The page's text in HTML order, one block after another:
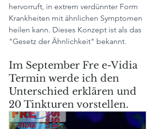
hervorruft, in extrem verdünnter Form
Krankheiten mit ähnlichen Symptomen
heilen kann. Dieses Konzept ist als das
"Gesetz der Ähnlichkeit" bekannt.
Im September Fre e-Vidia
Termin werde ich den
Unterschied erklären und
20 Tinkturen vorstellen.